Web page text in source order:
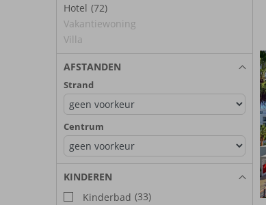
Hotel (72)
Vakantiewoning
Villa
AFSTANDEN
Strand
Centrum
KINDEREN
Kinderbad (33)